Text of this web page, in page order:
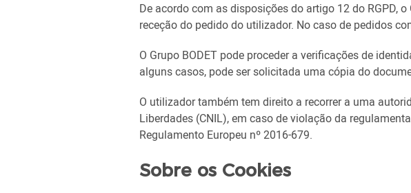
De acordo com as disposições do artigo 12 do RGPD,
receção do pedido do utilizador. No caso de pedidos
O Grupo BODET pode proceder a verificações de
alguns casos, pode ser solicitada uma cópia do
O utilizador também tem direito a recorrer a uma
Liberdades (CNIL), em caso de violação da
Regulamento Europeu nº 2016-679.
Sobre os Cookies